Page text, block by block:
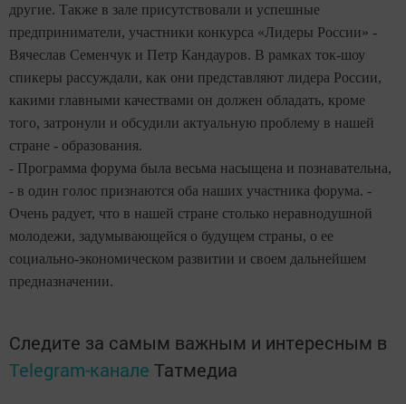
другие. Также в зале присутствовали и успешные
предприниматели, участники конкурса «Лидеры России» -
Вячеслав Семенчук и Петр Кандауров. В рамках ток-шоу
спикеры рассуждали, как они представляют лидера России,
какими главными качествами он должен обладать, кроме
того, затронули и обсудили актуальную проблему в нашей
стране - образования.
- Программа форума была весьма насыщена и познавательна,
- в один голос признаются оба наших участника форума. -
Очень радует, что в нашей стране столько неравнодушной
молодежи, задумывающейся о будущем страны, о ее
социально-экономическом развитии и своем дальнейшем
предназначении.
Следите за самым важным и интересным в
Telegram-канале Татмедиа